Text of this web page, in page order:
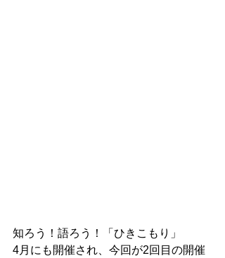
知ろう！語ろう！「ひきこもり」
4月にも開催され、今回が2回目の開催